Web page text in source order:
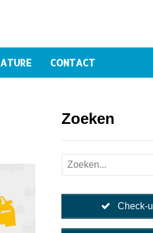
CONTACT
Zoeken
Check-